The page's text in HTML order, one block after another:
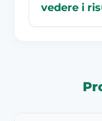
vedere i